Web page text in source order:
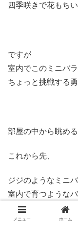
四季咲きで花もち
ですが
室内でこのミニバ
ちょっと挑戦する
部屋の中から眺め
これから先、
ジジのようなミニ
室内で育つような
開発されるかもです
メニュー ホーム